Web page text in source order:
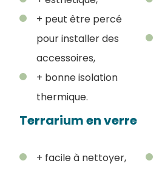
+ peut être percé
pour installer des
accessoires,
+ bonne isolation
thermique.
Terrarium en verre
+ facile à nettoyer,